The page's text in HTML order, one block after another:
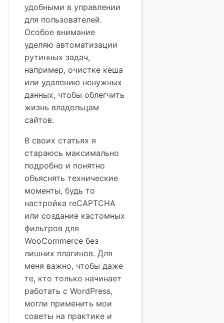
удобными в управлении
для пользователей.
Особое внимание
уделяю автоматизации
рутинных задач,
например, очистке кеша
или удалению ненужных
данных, чтобы облегчить
жизнь владельцам
сайтов.
В своих статьях я
стараюсь максимально
подробно и понятно
объяснять технические
моменты, будь то
настройка reCAPTCHA
или создание кастомных
фильтров для
WooCommerce без
лишних плагинов. Для
меня важно, чтобы даже
те, кто только начинает
работать с WordPress,
могли применить мои
советы на практике и